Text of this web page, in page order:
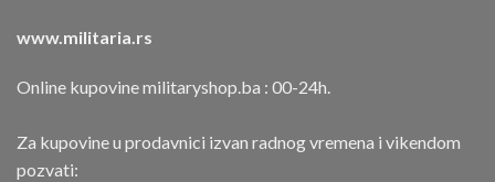
www.militaria.rs
Online kupovine militaryshop.ba : 00-24h.
Za kupovine u prodavnici izvan radnog vremena i vikendom
pozvati: